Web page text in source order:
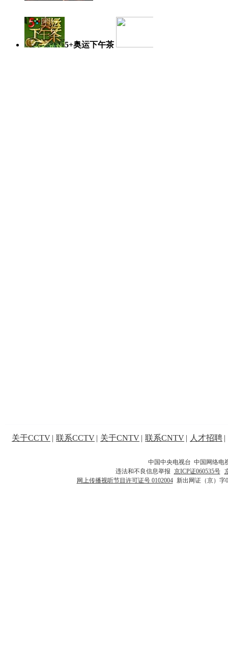
5+奥运下午茶
关于CCTV | 联系CCTV | 关于CNTV | 联系CNTV | 人才招聘 |
中国中央电视台 中国网络电
违法和不良信息举报 京ICP证060535号
网上传播视听节目许可证号 0102004 新出网证（京）